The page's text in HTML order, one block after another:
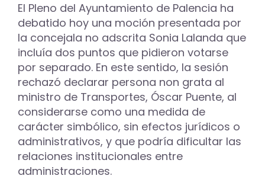
ciudad"
contra
el
proyecto
de
las
pantallas
acústicas
de
ADIF
El Pleno del Ayuntamiento de Palencia ha
debatido hoy una moción presentada por
la concejala no adscrita Sonia Lalanda que
incluía dos puntos que pidieron votarse
por separado. En este sentido, la sesión
rechazó declarar persona non grata al
ministro de Transportes, Óscar Puente, al
considerarse como una medida de
carácter simbólico, sin efectos jurídicos o
administrativos, y que podría dificultar las
relaciones institucionales entre
administraciones.